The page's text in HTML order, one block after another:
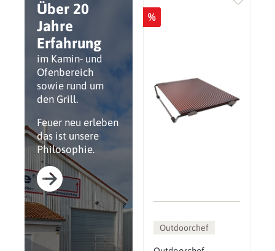
Über 20
Jahre
Erfahrung
im Kamin- und
Ofenbereich
sowie rund um
den Grill.
Feuer neu erleben
das ist unsere
Philosophie.
%
Outdoorchef